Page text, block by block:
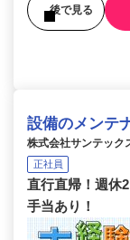
後で見る
設備のメンテ
株式会社サンテック
正社員
直行直帰！週休
手当あり！